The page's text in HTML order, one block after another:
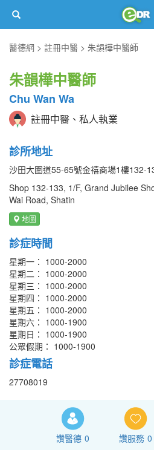
醫德網
註冊中醫 朱韻樺中醫師
朱韻樺中醫師
Chu Wan Wa
註冊中醫、私人執業
診所地址
沙田大圍道55-65號金禧商場1樓132-
Shop 132-133, 1/F, Grand Jubilee
Wai Road, Shatin
地圖
診症時間
星期一： 1000-2000
星期二： 1000-2000
星期三： 1000-2000
星期四： 1000-2000
星期五： 1000-2000
星期六： 1000-1900
星期日： 1000-1900
公眾假期： 1000-1900
診症電話
27708019
讚醫德 0 讚服務 0